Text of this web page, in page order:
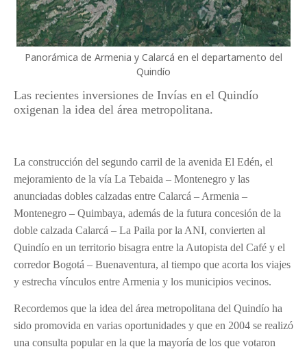
Panorámica de Armenia y Calarcá en el departamento del
Quindío
Las recientes inversiones de Invías en el Quindío
oxigenan la idea del área metropolitana.
La construcción del segundo carril de la avenida El Edén, el
mejoramiento de la vía La Tebaida – Montenegro y las
anunciadas dobles calzadas entre Calarcá – Armenia –
Montenegro – Quimbaya, además de la futura concesión de la
doble calzada Calarcá – La Paila por la ANI, convierten al
Quindío en un territorio bisagra entre la Autopista del Café y el
corredor Bogotá – Buenaventura, al tiempo que acorta los viajes
y estrecha vínculos entre Armenia y los municipios vecinos.
Recordemos que la idea del área metropolitana del Quindío ha
sido promovida en varias oportunidades y que en 2004 se realizó
una consulta popular en la que la mayoría de los que votaron